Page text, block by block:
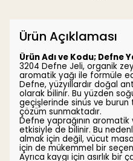
Ürün Açıklaması
Ürün Adı ve Kodu; Defne
3204 Defne Jeli, organik
aromatik yağı ile formüle
Defne, yüzyıllardır doğal
olarak bilinir. Bu yüzden
geçişlerinde sinüs ve burun
çözüm sunmaktadır.
Defne yaprağının aromatik
etkisiyle de bilinir. Bu
almak için değil, vücut
için de mükemmel bir
Ayrıca kaygı için asırlık bir